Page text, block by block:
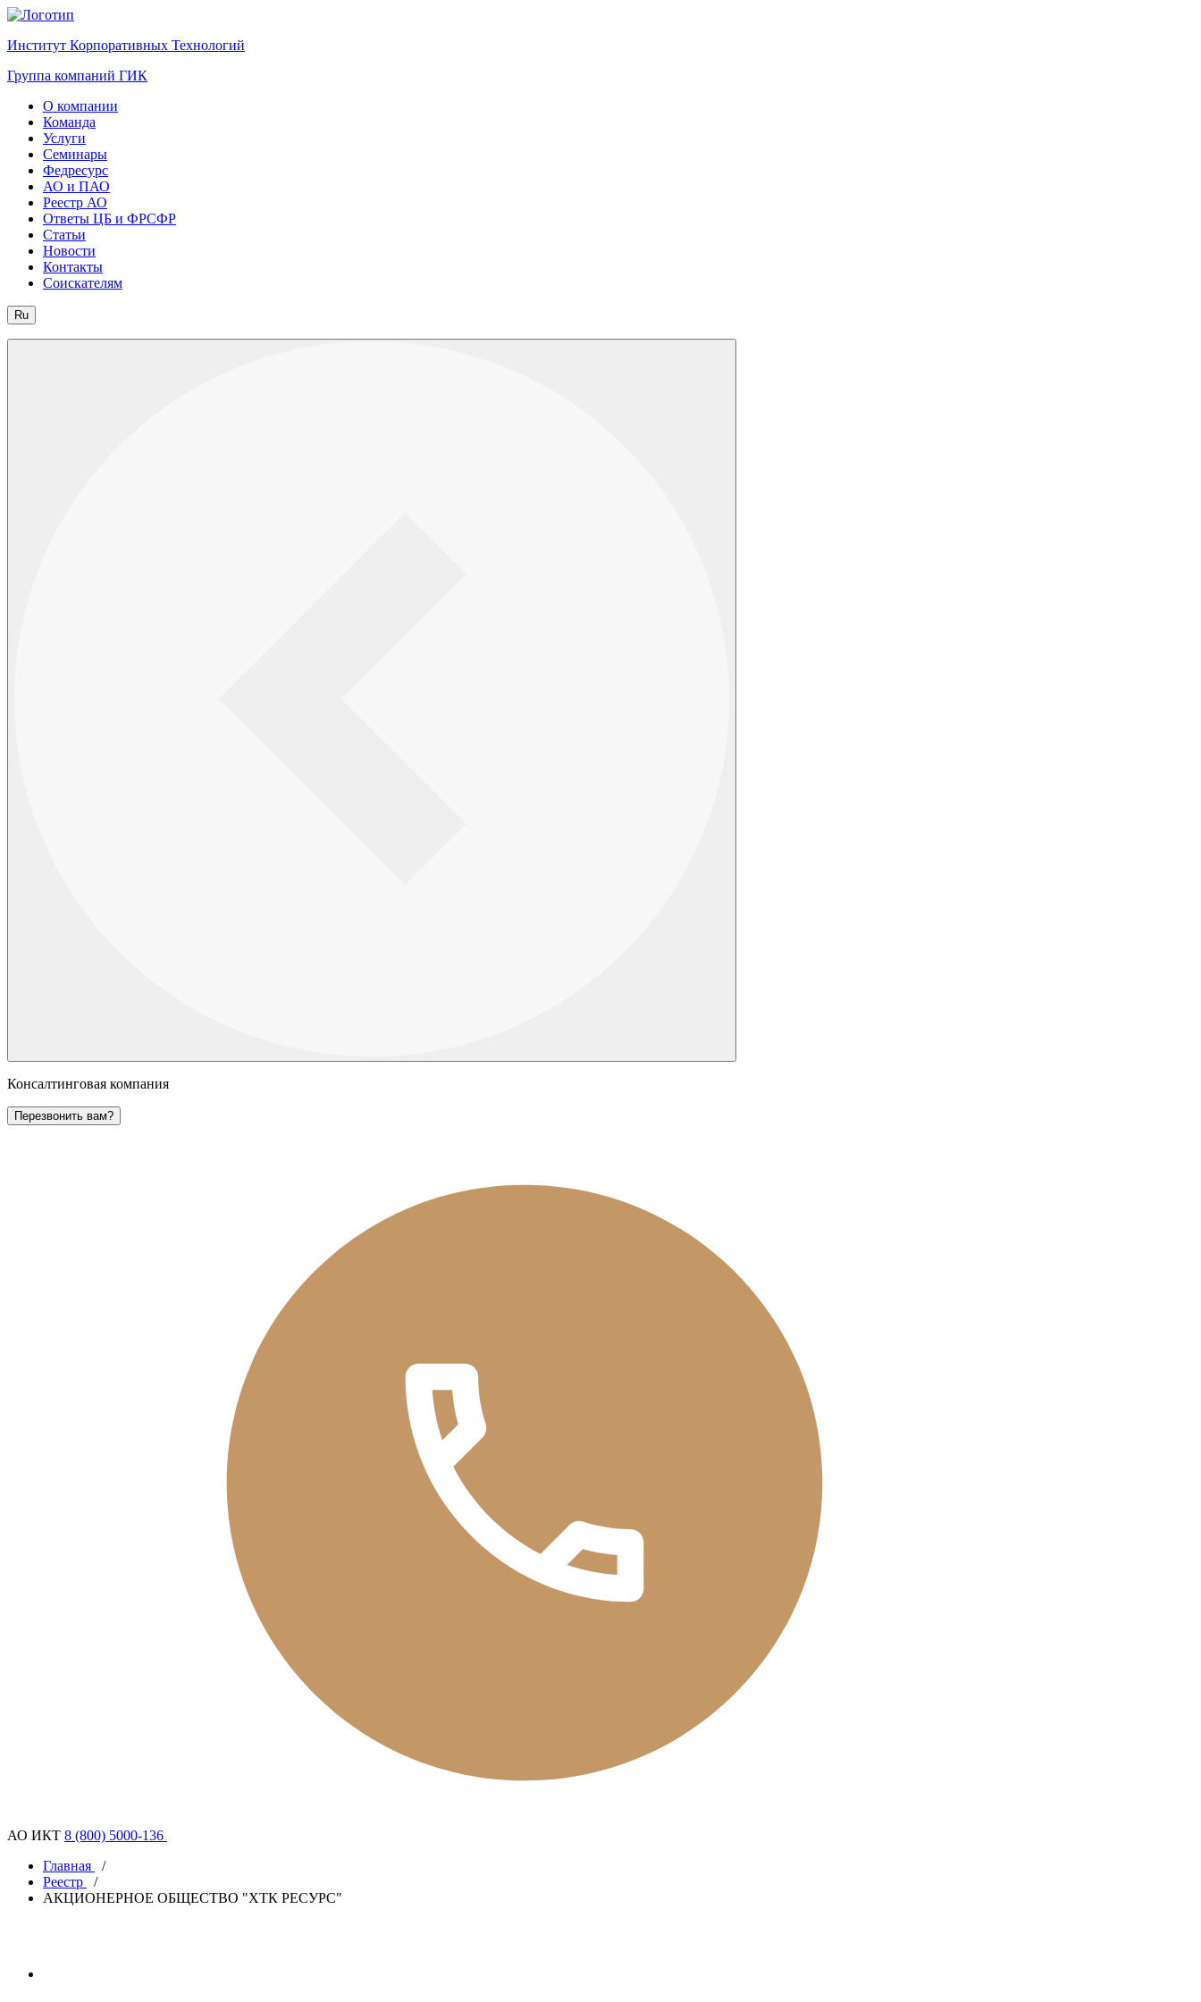
Институт Корпоративных Технологий
Группа компаний ГИК
О компании
Команда
Услуги
Семинары
Федресурс
АО и ПАО
Реестр АО
Ответы ЦБ и ФРСФР
Статьи
Новости
Контакты
Соискателям
Ru
Консалтинговая компания
Перезвонить вам?
АО ИКТ 8 (800) 5000-136
Главная
/
Реестр
/
АКЦИОНЕРНОЕ ОБЩЕСТВО "ХТК РЕСУРС"